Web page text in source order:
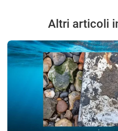
Altri articoli